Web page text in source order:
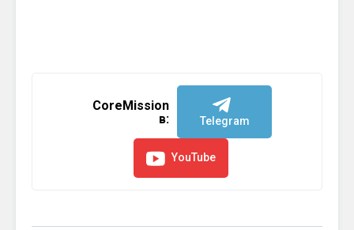
CoreMission
в:
Telegram
YouTube